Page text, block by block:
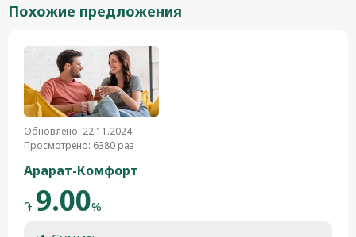
Похожие предложения
Обновлено: 22.11.2024
Просмотрено: 6380 раз
Арарат-Комфорт
֏ 9.00%